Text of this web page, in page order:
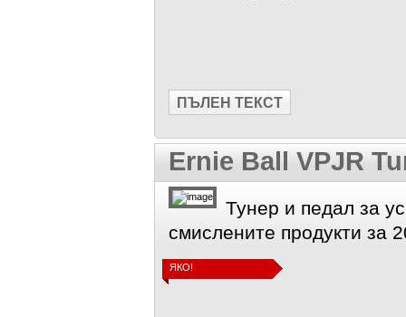
ПЪЛЕН ТЕКСТ
Ernie Ball VPJR
ЯКО!
Тунер и педал за
смислените продукти за